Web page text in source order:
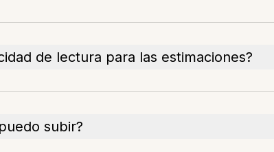
de lectura para las estimaciones?
subir?